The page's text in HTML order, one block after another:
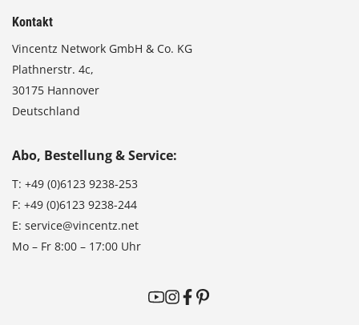
Kontakt
Vincentz Network GmbH & Co. KG
Plathnerstr. 4c,
30175 Hannover
Deutschland
Abo, Bestellung & Service:
T: +49 (0)6123 9238-253
F: +49 (0)6123 9238-244
E: service@vincentz.net
Mo – Fr 8:00 – 17:00 Uhr